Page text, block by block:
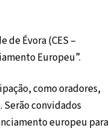
de Évora (CES –
Europeu”.
como oradores,
Serão convidados
europeu para